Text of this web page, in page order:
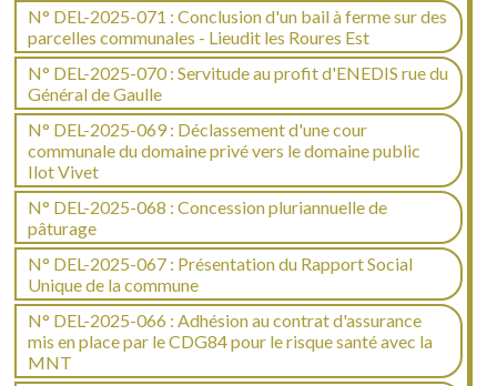
N° DEL-2025-071 : Conclusion d'un bail à ferme sur des
parcelles communales - Lieudit les Roures Est
N° DEL-2025-070 : Servitude au profit d'ENEDIS rue du
Général de Gaulle
N° DEL-2025-069 : Déclassement d'une cour
communale du domaine privé vers le domaine public
Ilot Vivet
N° DEL-2025-068 : Concession pluriannuelle de
pâturage
N° DEL-2025-067 : Présentation du Rapport Social
Unique de la commune
N° DEL-2025-066 : Adhésion au contrat d'assurance
mis en place par le CDG84 pour le risque santé avec la
MNT